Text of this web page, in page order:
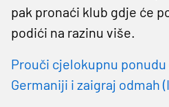
pak pronaći klub gdje će
podići na razinu više.
Prouči cjelokupnu
Germaniji i zaigraj odmah